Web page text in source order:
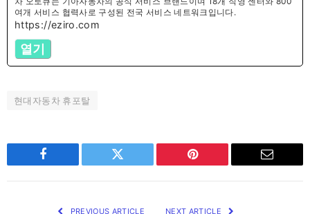
여개 서비스 협력사로 구성된 전국 서비스 네트워크입니다.
https://eziro.com
열기
현대자동차 휴포탈
Facebook Twitter Pinterest Email
PREVIOUS ARTICLE NEXT ARTICLE